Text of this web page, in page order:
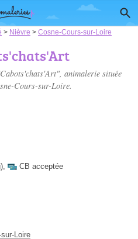
> Nièvre > Cosne-Cours-sur-Loire
animalerie située
Cours-sur-Loire.
, CB acceptée
Loire